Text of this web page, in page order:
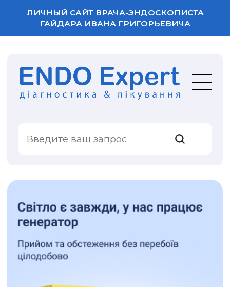
ЛИЧНЫЙ САЙТ ВРАЧА-ЭНДОСКОПИСТА
ГАЙДАРА ИВАНА ГРИГОРЬЕВИЧА
УСЛУГИ